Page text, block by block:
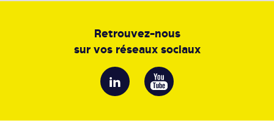
Retrouvez-nous
sur vos réseaux sociaux